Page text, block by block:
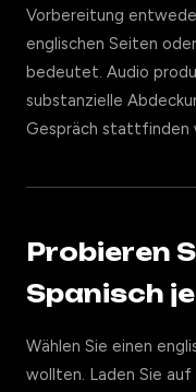
Vorbereitung
englischen Seiten
bedeutet. Audio
substanzielle
Gespräch stattfinden
Probieren
Spanisch
Wählen Sie einen
wollten. Laden Sie auf